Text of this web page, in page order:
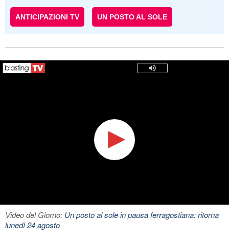
ANTICIPAZIONI TV UN POSTO AL SOLE
Video del Giorno: Un posto al sole in pausa ferragostiana: ritorna
lunedì 24 agosto